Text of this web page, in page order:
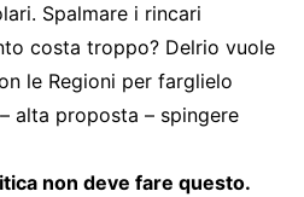
Spalmare i rincari
costa troppo? Delrio vuole
le Regioni per farglielo
alta proposta – spingere
non deve fare questo.